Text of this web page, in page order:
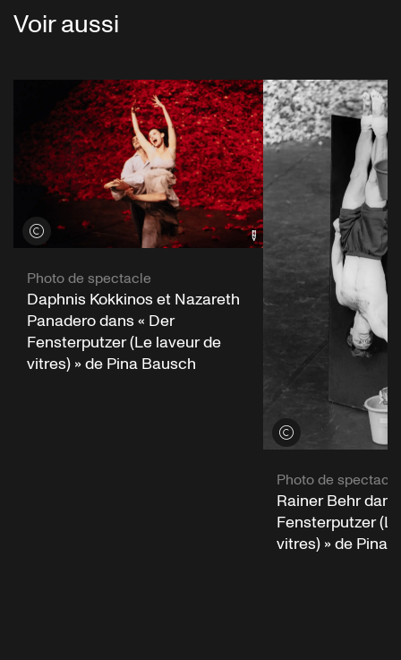
Voir aussi
Voir les crédits
Photo de spectacle
Daphnis Kokkinos et Nazareth
Panadero dans « Der
Fensterputzer (Le laveur de
vitres) » de Pina Bausch
Voir les crédits
Photo de spectacle
Rainer Behr
Fensterputzer
vitres) » de Pina